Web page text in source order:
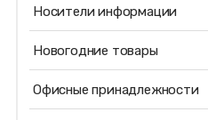
Носители информации
Новогодние товары
Офисные принадлежности